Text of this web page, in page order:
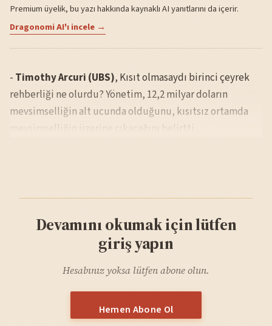
Premium üyelik, bu yazı hakkında kaynaklı AI yanıtlarını da içerir.
Dragonomi AI'ı incele →
- Timothy Arcuri (UBS), Kısıt olmasaydı birinci çeyrek
rehberliği ne olurdu? Yönetim, 12,2 milyar doların
mevsimselliğin alt ucunda olduğunu, kısıtsız ortamda
mevsimselliğin üzerine çıkacağını belirtti.
Devamını okumak için lütfen
giriş yapın
Hesabınız yoksa lütfen abone olun.
Hemen Abone Ol